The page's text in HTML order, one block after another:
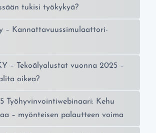
tukisi työkykyä?
– Kannattavuussimulaattori-
– Tekoälyalustat vuonna 2025 –
oikea?
Työhyvinvointiwebinaari: Kehu
– myönteisen palautteen voima